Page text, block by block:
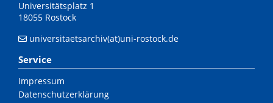
Universitätsplatz 1
18055 Rostock
universitaetsarchiv(at)uni-rostock.de
Service
Impressum
Datenschutzerklärung